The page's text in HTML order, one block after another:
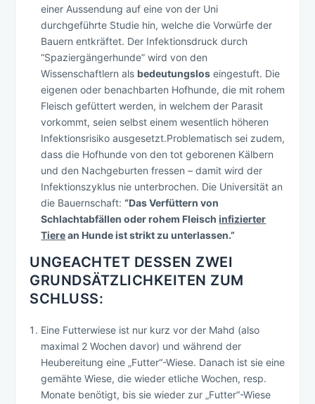
einer Aussendung auf eine von der Uni
durchgeführte Studie hin, welche die Vorwürfe der
Bauern entkräftet. Der Infektionsdruck durch
“Spaziergängerhunde” wird von den
Wissenschaftlern als bedeutungslos eingestuft. Die
eigenen oder benachbarten Hofhunde, die mit rohem
Fleisch gefüttert werden, in welchem der Parasit
vorkommt, seien selbst einem wesentlich höheren
Infektionsrisiko ausgesetzt.Problematisch sei zudem,
dass die Hofhunde von den tot geborenen Kälbern
und den Nachgeburten fressen – damit wird der
Infektionszyklus nie unterbrochen. Die Universität an
die Bauernschaft:“Das Verfüttern von
Schlachtabfällen oder rohem Fleischinfizierter
Tierean Hunde ist strikt zu unterlassen.”
UNGEACHTET DESSEN ZWEI
GRUNDSÄTZLICHKEITEN ZUM
SCHLUSS:
Eine Futterwiese ist nur kurz vor der Mahd (also
maximal 2 Wochen davor) und während der
Heubereitung eine „Futter“-Wiese. Danach ist sie eine
gemähte Wiese, die wieder etliche Wochen, resp.
Monate benötigt, bis sie wieder zur „Futter“-Wiese